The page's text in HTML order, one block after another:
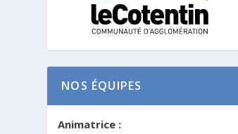
NOS ÉQUIPES
Animatrice :